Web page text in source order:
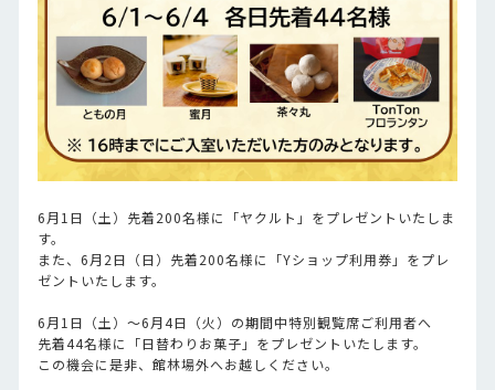
6月1日（土）先着200名様に「ヤクルト」をプレゼントいたしま
す。
また、6月2日（日）先着200名様に「Yショップ利用券」をプレ
ゼントいたします。
6月1日（土）～6月4日（火）の期間中特別観覧席ご利用者へ
先着44名様に「日替わりお菓子」をプレゼントいたします。
この機会に是非、館林場外へお越しください。